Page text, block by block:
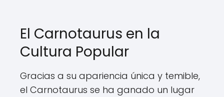
El Carnotaurus en la
Cultura Popular
Gracias a su apariencia única y temible,
el Carnotaurus se ha ganado un lugar